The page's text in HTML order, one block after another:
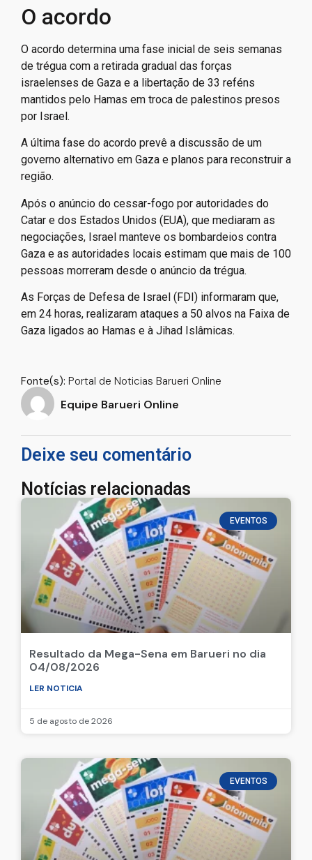
O acordo
O acordo determina uma fase inicial de seis semanas
de trégua com a retirada gradual das forças
israelenses de Gaza e a libertação de 33 reféns
mantidos pelo Hamas em troca de palestinos presos
por Israel.
A última fase do acordo prevê a discussão de um
governo alternativo em Gaza e planos para reconstruir a
região.
Após o anúncio do cessar-fogo por autoridades do
Catar e dos Estados Unidos (EUA), que mediaram as
negociações, Israel manteve os bombardeios contra
Gaza e as autoridades locais estimam que mais de 100
pessoas morreram desde o anúncio da trégua.
As Forças de Defesa de Israel (FDI) informaram que,
em 24 horas, realizaram ataques a 50 alvos na Faixa de
Gaza ligados ao Hamas e à Jihad Islâmicas.
Fonte(s): Portal de Noticias Barueri Online
Equipe Barueri Online
Deixe seu comentário
Notícias relacionadas
EVENTOS
Resultado da Mega-Sena em Barueri no dia
04/08/2026
LER NOTICIA
5 de agosto de 2026
EVENTOS